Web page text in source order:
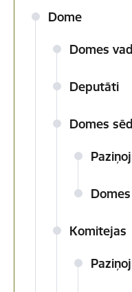
Dome
Domes
Deputāti
Domes
Komitejas